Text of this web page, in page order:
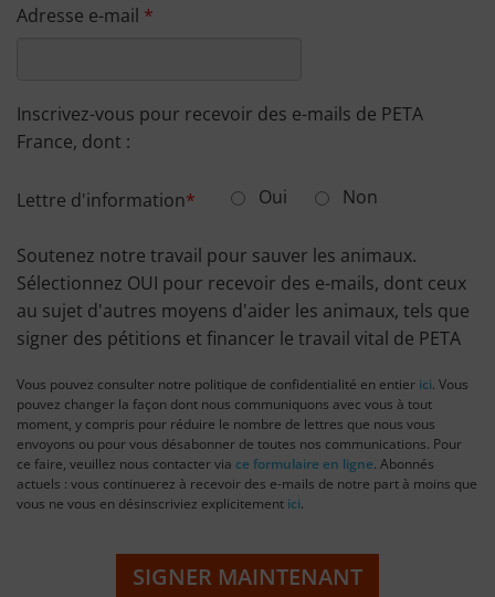
Adresse e-mail
Inscrivez-vous pour recevoir des e-mails de PETA
France, dont :
Lettre d'information Oui Non
Soutenez notre travail pour sauver les animaux.
Sélectionnez OUI pour recevoir des e-mails, dont ceux
au sujet d'autres moyens d'aider les animaux, tels que
signer des pétitions et financer le travail vital de PETA
Vous pouvez consulter notre politique de confidentialité en entier ici. Vous
pouvez changer la façon dont nous communiquons avec vous à tout
moment, y compris pour réduire le nombre de lettres que nous vous
envoyons ou pour vous désabonner de toutes nos communications. Pour
ce faire, veuillez nous contacter via ce formulaire en ligne. Abonnés
actuels : vous continuerez à recevoir des e-mails de notre part à moins que
vous ne vous en désinscriviez explicitement ici.
SIGNER MAINTENANT